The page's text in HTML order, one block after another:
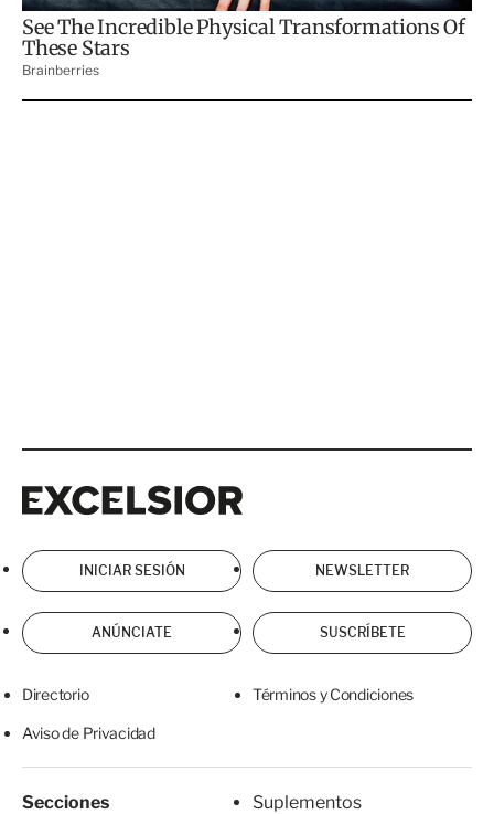
INICIAR SESIÓN NEWSLETTER
ANÚNCIATE SUSCRÍBETE
Directorio Términos y Condiciones
Aviso de Privacidad
Secciones
Suplementos